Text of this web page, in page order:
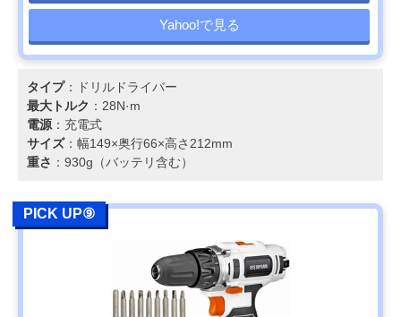
Yahoo!で見る
タイプ：ドリルドライバー
最大トルク ：28N·m
電源 ：充電式
サイズ：幅149×奥行66×高さ212mm
重さ ：930g（バッテリ含む）
PICK UP⑨